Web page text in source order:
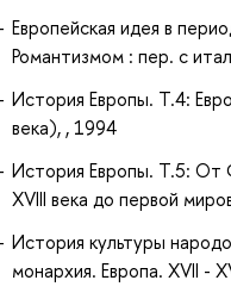
Европейская идея в
Романтизмом : пер. с
История Европы. Т.4:
века), , 1994
История Европы. Т.5: От
XVIII века до первой
История культуры
монархия. Европа. XVII -